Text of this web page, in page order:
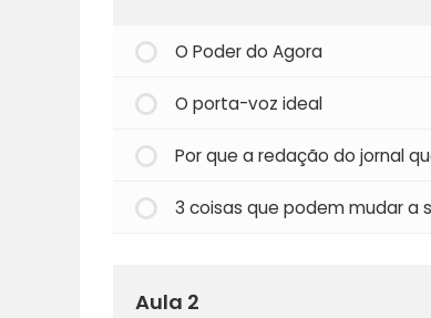
O Poder do Agora
O porta-voz ideal
Por que a redação do jornal
3 coisas que podem mudar a
Aula 2